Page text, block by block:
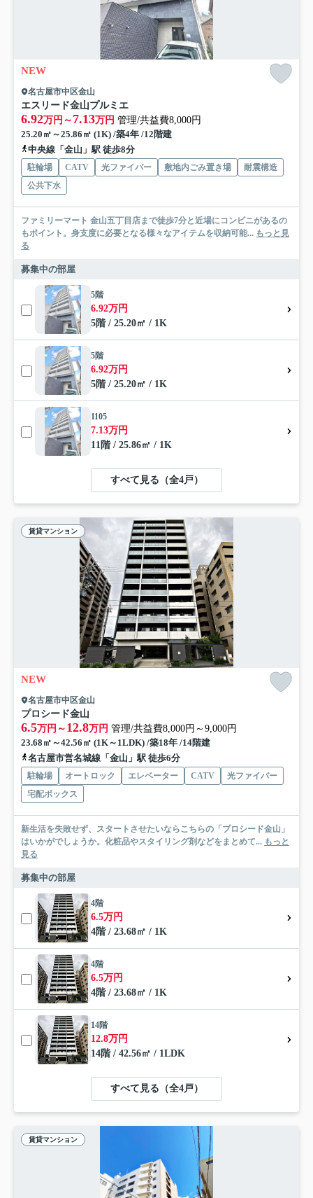
NEW
名古屋市中区金山
エスリード金山プルミエ
6.92万円～ 7.13万円 管理/共益費8,000円
25.20㎡～25.86㎡ (1K) /築4年 /12階建
中央線「金山」駅 徒歩8分
駐輪場 CATV 光ファイバー 敷地内ごみ置き場
耐震構造
公共下水
ファミリーマート 金山五丁目店まで徒歩7分と近場にコンビニがあるの
もポイント。身支度に必要となる様々なアイテムを収納可能... もっと見
る
募集中の部屋
5階
6.92万円
5階 / 25.20㎡ / 1K
5階
6.92万円
5階 / 25.20㎡ / 1K
1105
7.13万円
11階 / 25.86㎡ / 1K
すべて見る（全4戸）
賃貸マンション
NEW
名古屋市中区金山
プロシード金山
6.5万円～ 12.8万円 管理/共益費8,000円～9,000円
23.68㎡～42.56㎡ (1K～1LDK) /築18年 /14階建
名古屋市営名城線「金山」駅 徒歩6分
駐輪場 オートロック エレベーター CATV
光ファイバー
宅配ボックス
新生活を失敗せず、スタートさせたいならこちらの「プロシード金山」
はいかがでしょうか。化粧品やスタイリング剤などをまとめて... もっと
見る
募集中の部屋
4階
6.5万円
4階 / 23.68㎡ / 1K
4階
6.5万円
4階 / 23.68㎡ / 1K
14階
12.8万円
14階 / 42.56㎡ / 1LDK
すべて見る（全4戸）
賃貸マンション